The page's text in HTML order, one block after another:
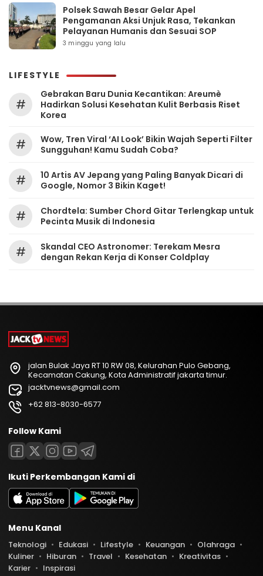
Polsek Sawah Besar Gelar Apel
Pengamanan Aksi Unjuk Rasa, Tekankan
Pelayanan Humanis dan Sesuai SOP
3 minggu yang lalu
LIFESTYLE
#
Gebrakan Baru Dunia Kecantikan: Areumè
Hadirkan Solusi Kesehatan Kulit Berbasis Riset
Korea
#
Wow, Tren Viral ‘AI Look’ Bikin Wajah Seperti Filter
Sungguhan! Kamu Sudah Coba?
#
10 Artis AV Jepang yang Paling Banyak Dicari di
Google, Nomor 3 Bikin Kaget!
#
Chordtela: Sumber Chord Gitar Terlengkap untuk
Pecinta Musik di Indonesia
#
Skandal CEO Astronomer: Terekam Mesra
dengan Rekan Kerja di Konser Coldplay
jalan Bulak Jaya RT 10 RW 08, Kelurahan Pulo Gebang,
Kecamatan Cakung, Kota Administratif jakarta timur.
jacktvnews@gmail.com
+62 813-8030-6577
Follow Kami
Ikuti Perkembangan Kami di
Menu Kanal
Teknologi Edukasi Lifestyle Keuangan
Olahraga
Kuliner
Hiburan Travel Kesehatan
Kreativitas
Karier
Inspirasi